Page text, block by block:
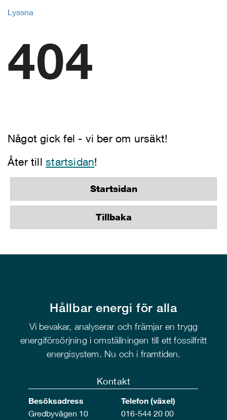
Lyssna
404
Något gick fel - vi ber om ursäkt!
Åter tillstartsidan!
Startsidan
Tillbaka
Hållbar energi för alla
Vi bevakar, analyserar och främjar en trygg
energiförsörjning i omställningen till ett fossilfritt
energisystem. Nu och i framtiden.
Kontakt
Besöksadress
Gredbyvägen 10
Telefon (växel)
016-544 20 00